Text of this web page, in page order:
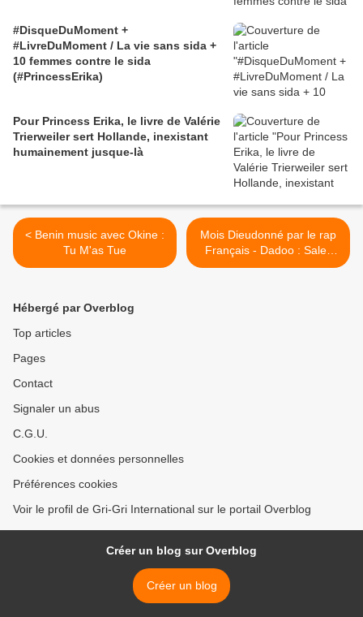
#DisqueDuMoment +
#LivreDuMoment / La vie sans sida +
10 femmes contre le sida
(#PrincessErika)
Pour Princess Erika, le livre de Valérie
Trierweiler sert Hollande, inexistant
humainement jusque-là
< Benin music avec Okine :
Tu M'as Tue
Mois Dieudonné par le rap
Français - Dadoo : Sales
gosses (Apparition) >
Hébergé par Overblog
Top articles
Pages
Contact
Signaler un abus
C.G.U.
Cookies et données personnelles
Préférences cookies
Voir le profil de Gri-Gri International sur le portail Overblog
Créer un blog sur Overblog
Créer un blog